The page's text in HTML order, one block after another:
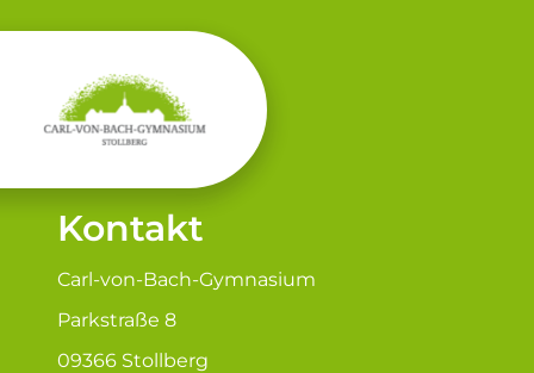
Kontakt
Carl-von-Bach-Gymnasium
Parkstraße 8
09366 Stollberg